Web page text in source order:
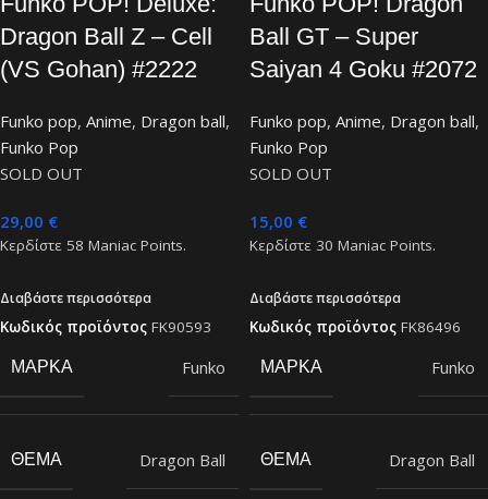
Dragon Ball Z – Cell
(VS Gohan) #2222
Funko pop, Anime, Dragon ball,
Funko Pop
SOLD OUT
29,00 €
Κερδίστε 58 Maniac Points.
Διαβάστε περισσότερα
Κωδικός προϊόντος FK90593
ΜΆΡΚΑ Funko
ΘΈΜΑ Dragon Ball
Ball GT – Super
Saiyan 4 Goku #2072
Funko pop, Anime, Dragon ball,
Funko Pop
SOLD OUT
15,00 €
Κερδίστε 30 Maniac Points.
Διαβάστε περισσότερα
Κωδικός προϊόντος FK86496
ΜΆΡΚΑ Funko
ΘΈΜΑ Dragon Ball